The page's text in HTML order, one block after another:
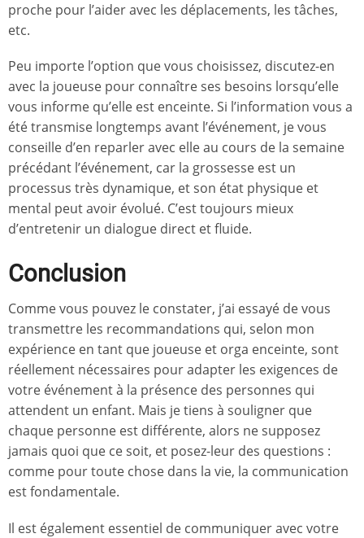
proche pour l’aider avec les déplacements, les tâches,
etc.
Peu importe l’option que vous choisissez, discutez-en
avec la joueuse pour connaître ses besoins lorsqu’elle
vous informe qu’elle est enceinte. Si l’information vous a
été transmise longtemps avant l’événement, je vous
conseille d’en reparler avec elle au cours de la semaine
précédant l’événement, car la grossesse est un
processus très dynamique, et son état physique et
mental peut avoir évolué. C’est toujours mieux
d’entretenir un dialogue direct et fluide.
Conclusion
Comme vous pouvez le constater, j’ai essayé de vous
transmettre les recommandations qui, selon mon
expérience en tant que joueuse et orga enceinte, sont
réellement nécessaires pour adapter les exigences de
votre événement à la présence des personnes qui
attendent un enfant. Mais je tiens à souligner que
chaque personne est différente, alors ne supposez
jamais quoi que ce soit, et posez-leur des questions :
comme pour toute chose dans la vie, la communication
est fondamentale.
Il est également essentiel de communiquer avec votre